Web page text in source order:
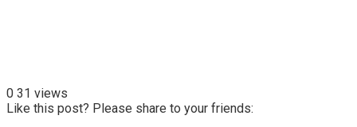
0 31 views
Like this post? Please share to your friends: